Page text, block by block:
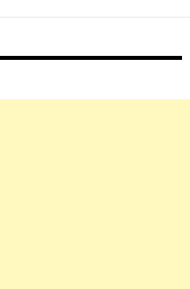
山」
時